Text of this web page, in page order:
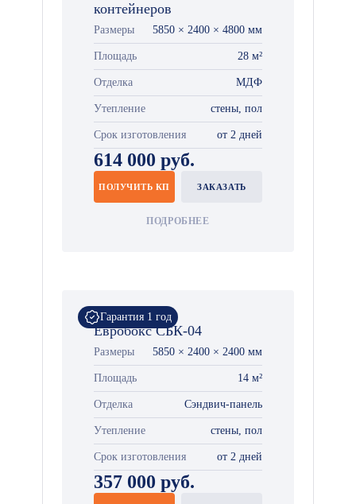
контейнеров
Размеры 5850 × 2400 × 4800 мм
Площадь 28 м²
Отделка МДФ
Утепление стены, пол
Срок изготовления от 2 дней
614 000 руб.
ПОЛУЧИТЬ КП ЗАКАЗАТЬ
ПОДРОБНЕЕ
Гарантия 1 год
Евробокс СБК-04
Размеры 5850 × 2400 × 2400 мм
Площадь 14 м²
Отделка Сэндвич-панель
Утепление стены, пол
Срок изготовления от 2 дней
357 000 руб.